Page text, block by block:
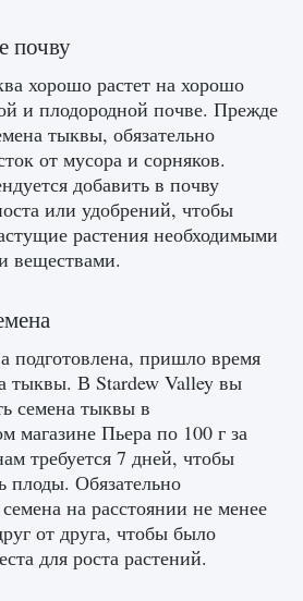
Palworld EPalworld
— Невозможно
данных мира»
2 711 0 0
в режиме карьеры EA
2 096 0
почву
хорошо растет на хорошо
и плодородной почве. Прежде
тыквы, обязательно
от мусора и сорняков.
добавить в почву
или удобрений, чтобы
растения необходимыми
веществами.
подготовлена, пришло время
тыквы. В Stardew Valley вы
семена тыквы в
магазине Пьера по 100 г за
требуется 7 дней, чтобы
плоды. Обязательно
на расстоянии не менее
от друга, чтобы было
для роста растений.